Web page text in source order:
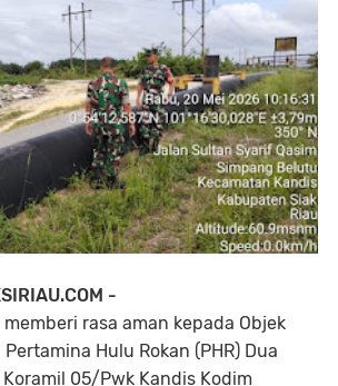
-
memberi rasa aman kepada Objek
Hulu Rokan (PHR) Dua
05/Pwk Kandis Kodim